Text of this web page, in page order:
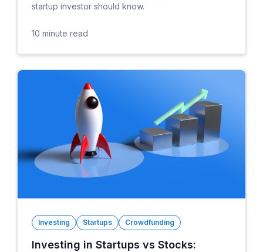
startup investor should know.
10 minute read
Investing Startups Crowdfunding
Investing in Startups vs Stocks: